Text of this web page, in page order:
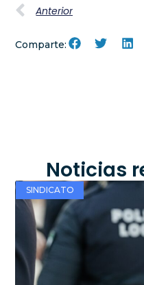
Anterior
Comparte:
Noticias
SINDICATO